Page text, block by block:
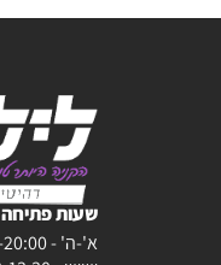
שעות פתיחה
א'-ה' - 8:30-20:00